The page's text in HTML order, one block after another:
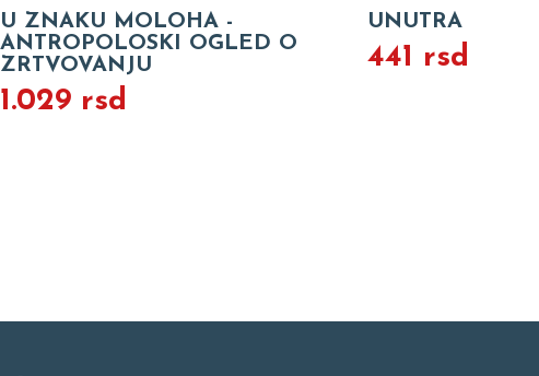
UNUTRA
441 rsd
RACUNAR : 100
ODGOVORA